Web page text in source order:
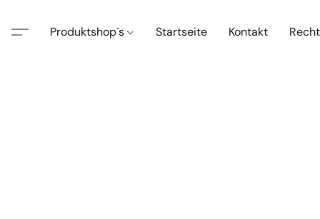
Produktshop´s Startseite Kontakt